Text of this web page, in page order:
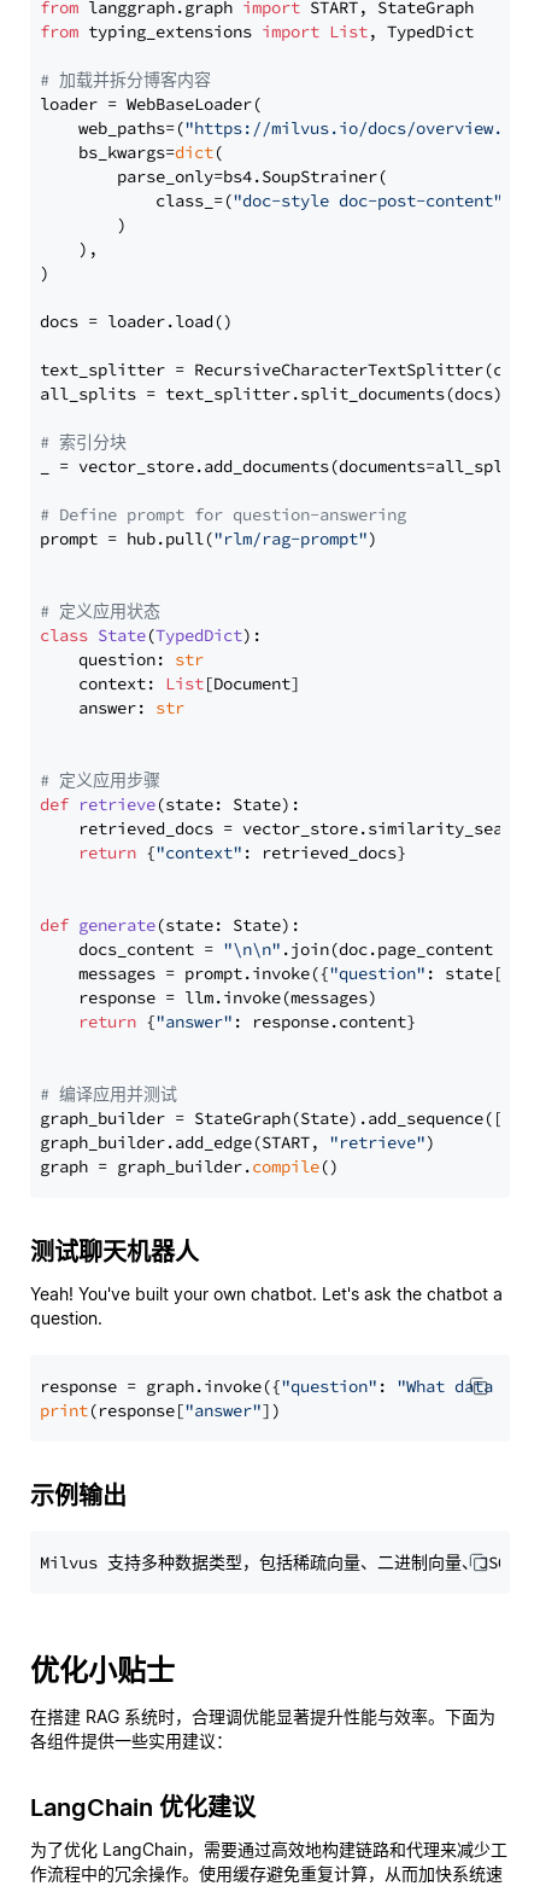
from langgraph.graph import
from typing_extensions import List, TypedDict
# 加载并拆分博客内容
loader = WebBaseLoader(
    web_paths=(
"https://milvus.io/docs/overview.md"
    bs_kwargs=
dict(
        parse_only=bs4.SoupStrainer(
            class_=(
"doc-style doc-post-content"
        )
    ),
)
docs = loader.load()
text_splitter =
all_splits = text_splitter.split_documents(docs)
# 索引分块
_ = vector_store.add_documents(documents=all_splits)
# Define prompt for question-answering
prompt = hub.pull("rlm/rag-prompt")
# 定义应用状态
class State(TypedDict):
    question:
str
    context:
List[Document]
    answer:
str
# 定义应用步骤
def retrieve(state: State):
retrieved_docs =
return {"context" : retrieved_docs}
def generate(state: State):
    docs_content =
"\n\n" .join(doc.page_content
    messages = prompt.invoke({
"question" : state[
    response = llm.invoke(messages)
return {"answer" : response.content}
# 编译应用并测试
graph_builder =
graph_builder.add_edge(START, "retrieve")
graph = graph_builder.compile
测试聊天机器人
Yeah! You've built your own chatbot. Let's ask the chatbot a
question.
response = graph.invoke({"question" : "What data
print(response["answer"
示例输出
优化小贴士
在搭建 RAG 系统时，合理调优能显著提升性能与效率。下面为
各组件提供一些实用建议：
LangChain 优化建议
为了优化 LangChain，需要通过高效地构建链路和代理来减少工
作流程中的冗余操作。使用缓存避免重复计算，从而加快系统速